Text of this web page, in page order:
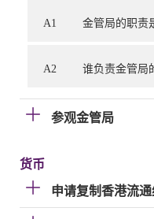
A1 金管局的职责
A2 谁负责金管局
参观金管局
货币
申请复制香港流通